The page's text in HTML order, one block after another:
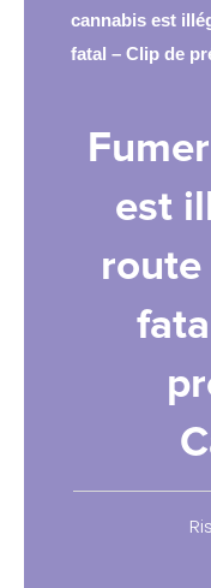
cannabis est
fatal – Clip de
est
route